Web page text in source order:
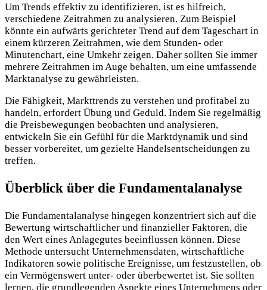
Um Trends effektiv zu identifizieren, ist es hilfreich,
verschiedene Zeitrahmen zu analysieren. Zum Beispiel
könnte ein aufwärts gerichteter Trend auf dem Tageschart in
einem kürzeren Zeitrahmen, wie dem Stunden- oder
Minutenchart, eine Umkehr zeigen. Daher sollten Sie immer
mehrere Zeitrahmen im Auge behalten, um eine umfassende
Marktanalyse zu gewährleisten.
Die Fähigkeit, Markttrends zu verstehen und profitabel zu
handeln, erfordert Übung und Geduld. Indem Sie regelmäßig
die Preisbewegungen beobachten und analysieren,
entwickeln Sie ein Gefühl für die Marktdynamik und sind
besser vorbereitet, um gezielte Handelsentscheidungen zu
treffen.
Überblick über die Fundamentalanalyse
Die Fundamentalanalyse hingegen konzentriert sich auf die
Bewertung wirtschaftlicher und finanzieller Faktoren, die
den Wert eines Anlagegutes beeinflussen können. Diese
Methode untersucht Unternehmensdaten, wirtschaftliche
Indikatoren sowie politische Ereignisse, um festzustellen, ob
ein Vermögenswert unter- oder überbewertet ist. Sie sollten
lernen, die grundlegenden Aspekte eines Unternehmens oder